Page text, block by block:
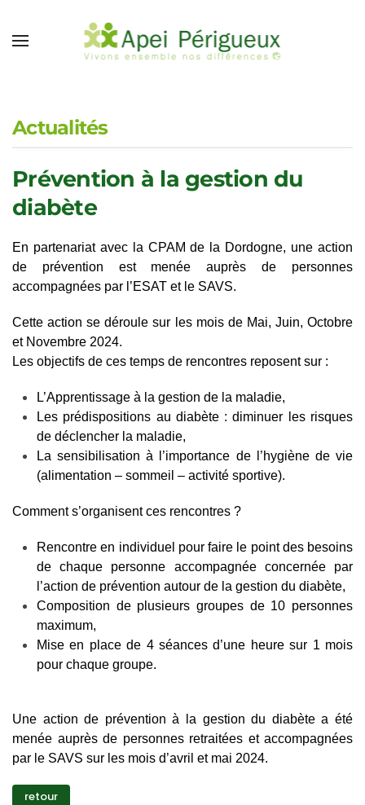
Accéder au contenu principal
Actualités
Prévention à la gestion du
diabète
En partenariat avec la CPAM de la Dordogne, une action
de prévention est menée auprès de personnes
accompagnées par l’ESAT et le SAVS.
Cette action se déroule sur les mois de Mai, Juin, Octobre
et Novembre 2024.
Les objectifs de ces temps de rencontres reposent sur :
L’Apprentissage à la gestion de la maladie,
Les prédispositions au diabète : diminuer les risques
de déclencher la maladie,
La sensibilisation à l’importance de l’hygiène de vie
(alimentation – sommeil – activité sportive).
Comment s’organisent ces rencontres ?
Rencontre en individuel pour faire le point des besoins
de chaque personne accompagnée concernée par
l’action de prévention autour de la gestion du diabète,
Composition de plusieurs groupes de 10 personnes
maximum,
Mise en place de 4 séances d’une heure sur 1 mois
pour chaque groupe.
Une action de prévention à la gestion du diabète a été
menée auprès de personnes retraitées et accompagnées
par le SAVS sur les mois d’avril et mai 2024.
retour